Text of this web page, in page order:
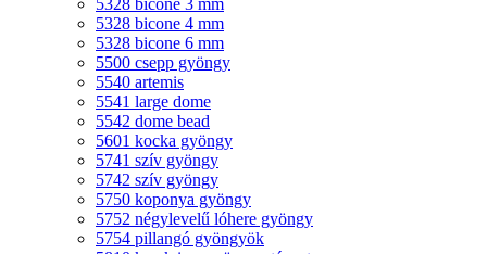
5328 bicone 3 mm
5328 bicone 4 mm
5328 bicone 6 mm
5500 csepp gyöngy
5540 artemis
5541 large dome
5542 dome bead
5601 kocka gyöngy
5741 szív gyöngy
5742 szív gyöngy
5750 koponya gyöngy
5752 négylevelű lóhere gyöngy
5754 pillangó gyöngyök